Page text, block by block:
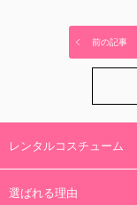
前の記事
レンタルコスチューム
選ばれる理由